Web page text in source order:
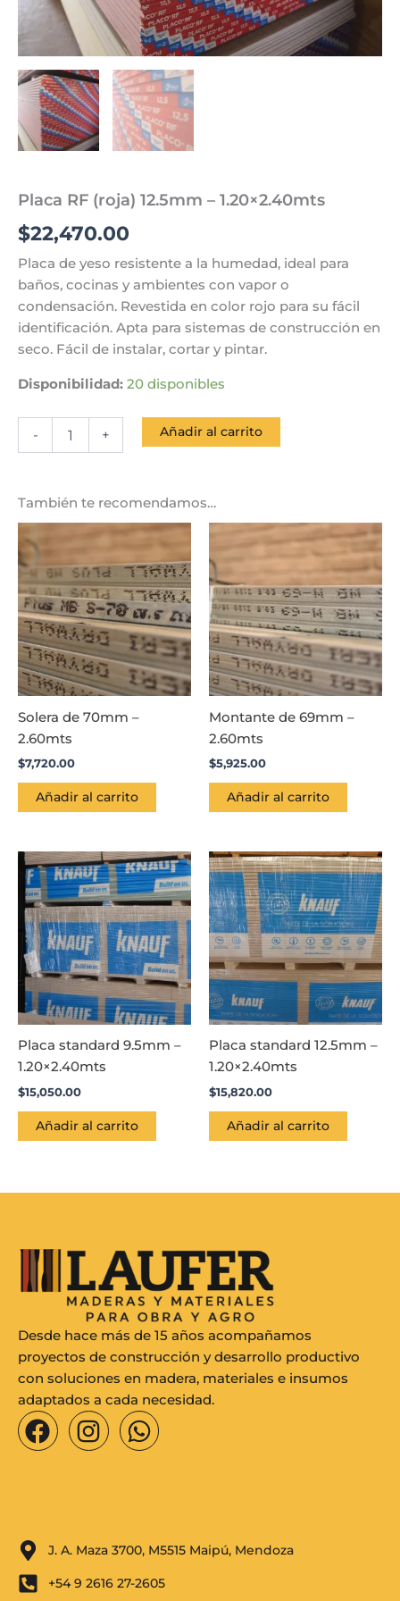
Placa RF (roja) 12.5mm – 1.20×2.40mts
$22,470.00
Placa de yeso resistente a la humedad, ideal para
baños, cocinas y ambientes con vapor o
condensación. Revestida en color rojo para su fácil
identificación. Apta para sistemas de construcción en
seco. Fácil de instalar, cortar y pintar.
Disponibilidad: 20 disponibles
- + Añadir al carrito
También te recomendamos…
Solera de 70mm –
2.60mts
$7,720.00
Añadir al carrito
Montante de 69mm –
2.60mts
$5,925.00
Añadir al carrito
Placa standard 9.5mm –
1.20×2.40mts
$15,050.00
Añadir al carrito
Placa standard 12.5mm –
1.20×2.40mts
$15,820.00
Añadir al carrito
Desde hace más de 15 años acompañamos
proyectos de construcción y desarrollo productivo
con soluciones en madera, materiales e insumos
adaptados a cada necesidad.
F
a
o
o
I
n
g
r
W
h
a
p
J. A. Maza 3700, M5515 Maipú, Mendoza
+54 9 2616 27-2605